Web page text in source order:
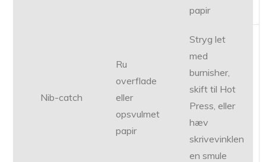
papir
Nib-catch
Ru
overflade
eller
opsvulmet
papir
Stryg let
med
burnisher,
skift til Hot
Press, eller
hæv
skrivevinklen
en smule